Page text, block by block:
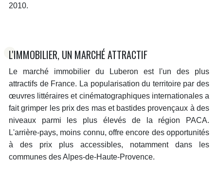
2010.
L'IMMOBILIER, UN MARCHÉ ATTRACTIF
Le marché immobilier du Luberon est l'un des plus
attractifs de France. La popularisation du territoire par des
œuvres littéraires et cinématographiques internationales a
fait grimper les prix des mas et bastides provençaux à des
niveaux parmi les plus élevés de la région PACA.
L'arrière-pays, moins connu, offre encore des opportunités
à des prix plus accessibles, notamment dans les
communes des Alpes-de-Haute-Provence.